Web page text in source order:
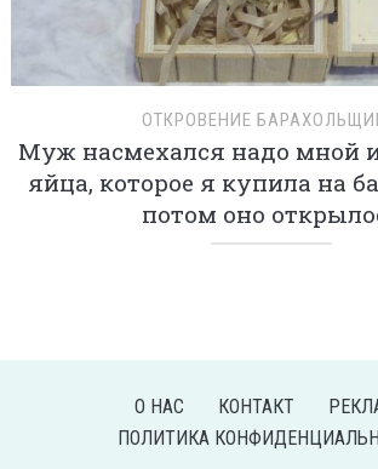
ОТКРОВЕНИЕ
Муж насмехался надо мной
яйца, которое я купила на
потом оно
О НАС КОНТАКТ
ПОЛИТИКА